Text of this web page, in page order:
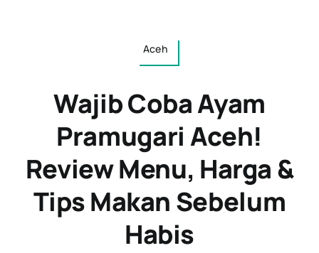
Aceh
Wajib Coba Ayam
Pramugari Aceh!
Review Menu, Harga &
Tips Makan Sebelum
Habis